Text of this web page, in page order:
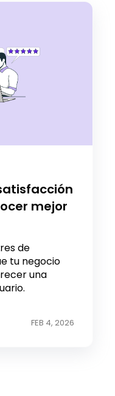
mejor
de
tu negocio
una
FEB 4, 2026